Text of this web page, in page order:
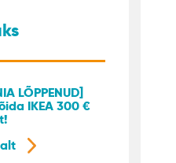
LÕPPENUD]
IKEA 300 €